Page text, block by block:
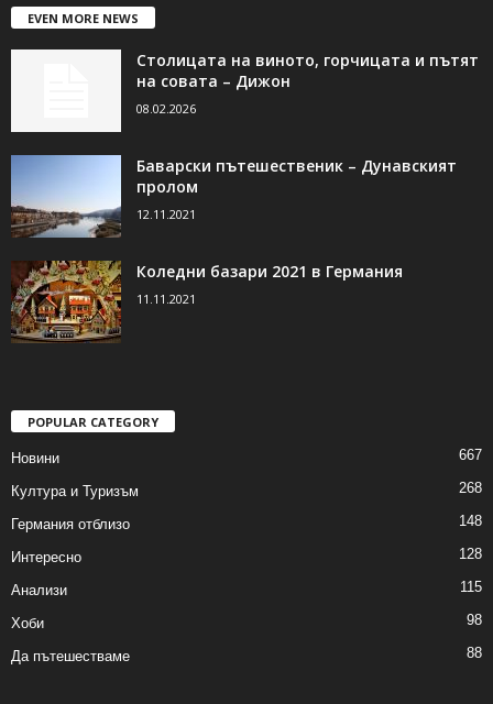
EVEN MORE NEWS
Столицата на виното, горчицата и пътят
на совата – Дижон
08.02.2026
Баварски пътешественик – Дунавският
пролом
12.11.2021
Коледни базари 2021 в Германия
11.11.2021
POPULAR CATEGORY
Новини 667
Култура и Туризъм 268
Германия отблизо 148
Интересно 128
Анализи 115
Хоби 98
Да пътешестваме 88